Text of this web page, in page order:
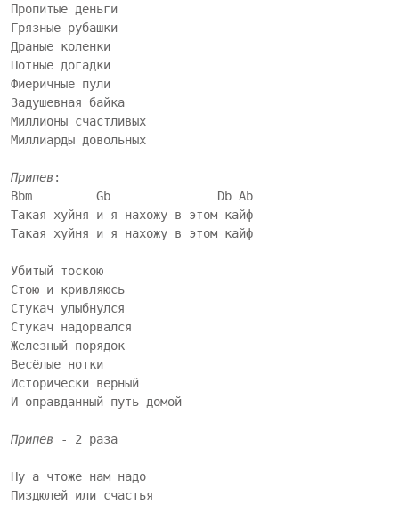
Пропитые деньги
Грязные рубашки
Драные коленки
Потные догадки
Фиеричные пули
Задушевная байка
Миллионы счастливых
Миллиарды довольных
Припев :
Bbm         Gb               Db Ab
Такая хуйня и я нахожу в этом кайф
Такая хуйня и я нахожу в этом кайф
Убитый тоскою
Стою и кривляюсь
Стукач улыбнулся
Стукач надорвался
Железный порядок
Весёлые нотки
Исторически верный
И оправданный путь домой
Припев - 2 раза
Ну а чтоже нам надо
Пиздюлей или счастья